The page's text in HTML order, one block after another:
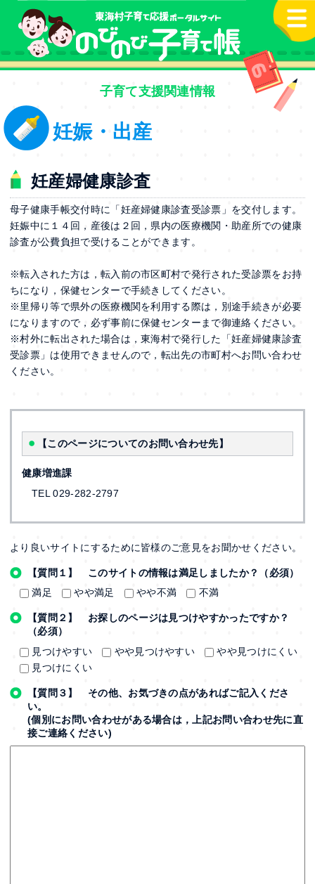
本文へ
子育て支援関連情報
妊娠・出産
妊産婦健康診査
母子健康手帳交付時に「妊産婦健康診査受診票」を交付します。
妊娠中に１４回，産後は２回，県内の医療機関・助産所での健康
診査が公費負担で受けることができます。
※転入された方は，転入前の市区町村で発行された受診票をお持
ちになり，保健センターで手続きしてください。
※里帰り等で県外の医療機関を利用する際は，別途手続きが必要
になりますので，必ず事前に保健センターまで御連絡ください。
※村外に転出された場合は，東海村で発行した「妊産婦健康診査
受診票」は使用できませんので，転出先の市町村へお問い合わせ
ください。
【このページについてのお問い合わせ先】
健康増進課
TEL 029-282-2797
より良いサイトにするために皆様のご意見をお聞かせください。
【質問１】 このサイトの情報は満足しましたか？（必須）
満足
やや満足 やや不満 不満
【質問２】 お探しのページは見つけやすかったですか？
（必須）
見つけやすい
やや見つけやすい
やや見つけにくい
見つけにくい
【質問３】 その他、お気づきの点があればご記入くださ
い。
(個別にお問い合わせがある場合は，上記お問い合わせ先に直
接ご連絡ください)